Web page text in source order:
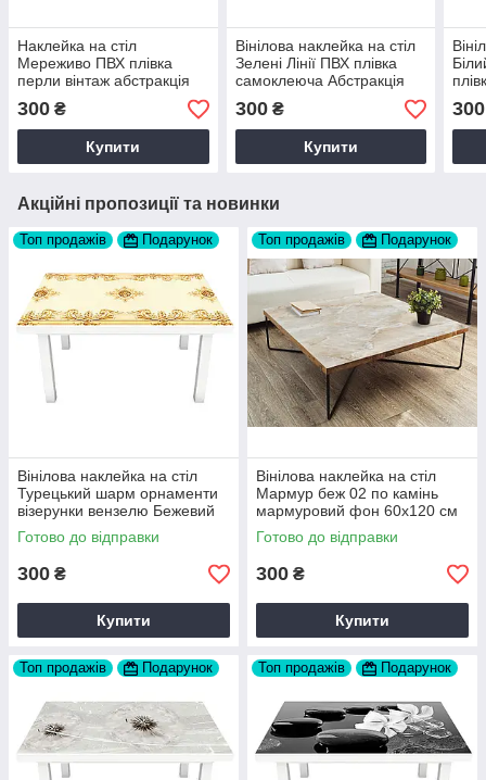
Наклейка на стіл
Мереживо ПВХ плівка
перли вінтаж абстракція
бежевий 60х120 см Happy
Pocket Z180869
300 ₴
Купити
Вінілова наклейка на стіл
Зелені Лінії ПВХ плівка
самоклеюча Абстракція
60х120 см Happy Pocket
Z181694
300₴
Купити
300
Акційні пропозиції та новинки
Топ продажів Подарунок
Вінілова наклейка на стіл
Турецький шарм орнаменти
візерунки вензелю Бежевий
60х120 см Happy Pocket
Z180562
Готово до відправки
300 ₴
Купити
Топ продажів Подарунок
Вінілова наклейка на стіл
Мармур беж 02 по камінь
мармуровий фон 60х120 см
Happy Pocket Z180231
Готово до відправки
300 ₴
Купити
Топ продажів Подарунок Топ продажів Подарунок